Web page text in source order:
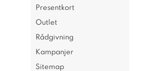
Presentkort
Outlet
Rådgivning
Kampanjer
Sitemap